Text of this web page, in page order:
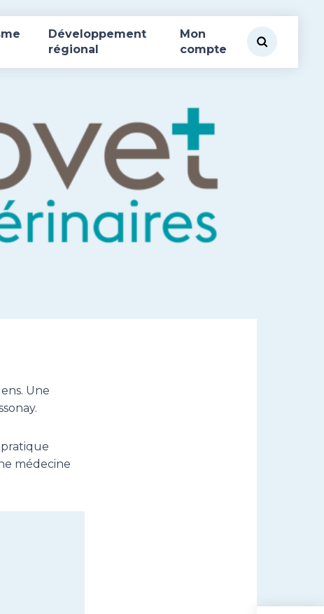
Développement
régional
Mon
compte
Une
médecine